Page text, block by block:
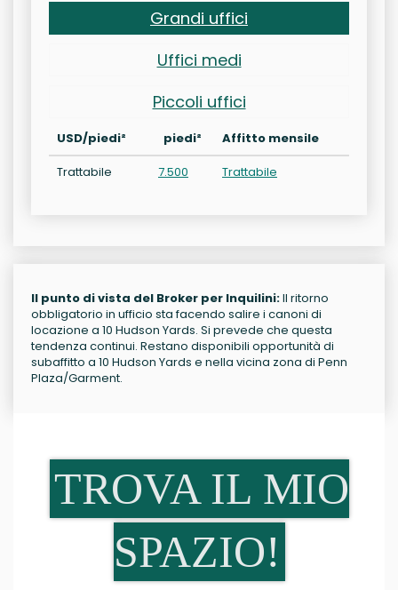
Grandi uffici
Uffici medi
Piccoli uffici
USD/piedi² piedi²
Affitto mensile
Trattabile
7.500 Trattabile
Il punto di vista del Broker per Inquilini:Il ritorno
obbligatorio in ufficio sta facendo salire i canoni di
locazione a 10 Hudson Yards. Si prevede che questa
tendenza continui. Restano disponibili opportunità di
subaffitto a 10 Hudson Yards e nella vicina zona di Penn
Plaza/Garment.
TROVA IL MIO
SPAZIO!